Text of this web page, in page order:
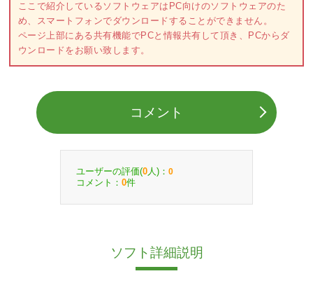
ここで紹介しているソフトウェアはPC向けのソフトウェアのた
め、スマートフォンでダウンロードすることができません。
ページ上部にある共有機能でPCと情報共有して頂き、PCからダ
ウンロードをお願い致します。
コメント
ユーザーの評価(0 人)： 0
コメント： 0件
ソフト詳細説明